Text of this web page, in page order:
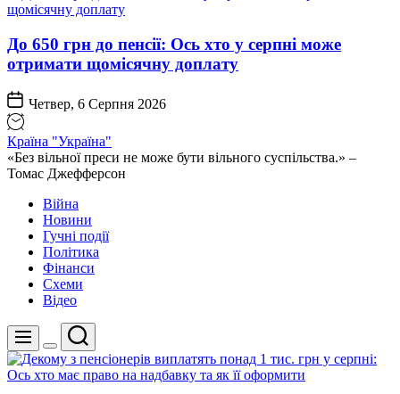
До 650 грн до пенсії: Ось хто у серпні може
отримати щомісячну доплату
Четвер, 6 Серпня 2026
Країна "Україна"
«Без вільної преси не може бути вільного суспільства.» –
Томас Джефферсон
Війна
Новини
Гучні події
Політика
Фінанси
Схеми
Відео
Меню
Перемикач
кольорового
режиму
Пошук